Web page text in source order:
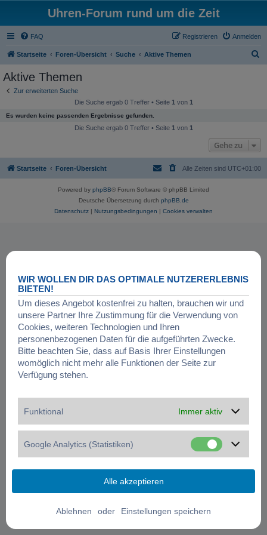
Uhren-Forum rund um die Zeit
FAQ Anmelden
Registrieren
Startseite Foren-Übersicht Suche Aktive Themen
Aktive Themen
Zur erweiterten Suche
Die Suche ergab 0 Treffer • Seite 1 von 1
Es wurden keine passenden Ergebnisse gefunden.
Die Suche ergab 0 Treffer • Seite 1 von 1
Gehe zu
Startseite Foren-Übersicht Alle Zeiten sind UTC+01:00
Powered by phpBB® Forum Software © phpBB Limited
Deutsche Übersetzung durch phpBB.de
Datenschutz | Nutzungsbedingungen | Cookies verwalten
WIR WOLLEN DIR DAS OPTIMALE NUTZERERLEBNIS
BIETEN!
Um dieses Angebot kostenfrei zu halten, brauchen wir und
unsere Partner Ihre Zustimmung für die Verwendung von
Cookies, weiteren Technologien und Ihren
personenbezogenen Daten für die aufgeführten Zwecke.
Bitte beachten Sie, dass auf Basis Ihrer Einstellungen
womöglich nicht mehr alle Funktionen der Seite zur
Verfügung stehen.
Funktional Immer aktiv
Google Analytics (Statistiken)
oder